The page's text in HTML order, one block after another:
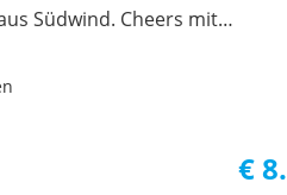
Südwind. Cheers mit
€